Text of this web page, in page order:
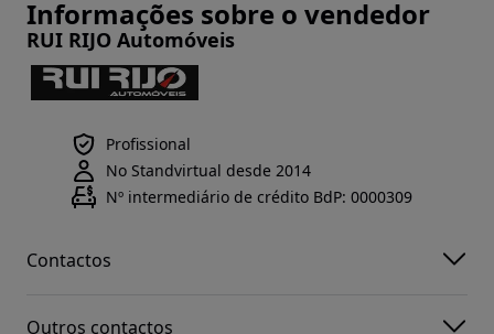
Informações sobre o vendedor
RUI RIJO Automóveis
Profissional
No Standvirtual desde 2014
Nº intermediário de crédito BdP: 0000309
Contactos
Outros contactos